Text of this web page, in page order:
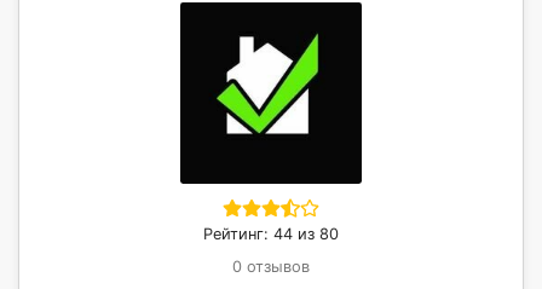
Рейтинг: 44 из 80
0 отзывов